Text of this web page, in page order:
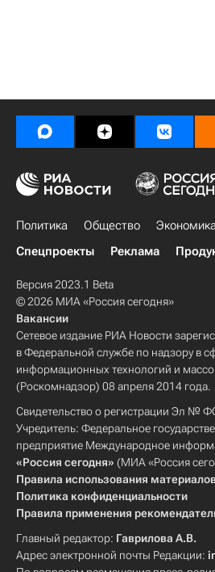
Политика Общество Экономика
Спецпроекты
Реклама
Версия 2023.1 Beta
© 2026 МИА «Россия сегодня»
Вакансии
Сетевое издание РИА Новости
в Федеральной службе по надзору в
информационных технологий и
(Роскомнадзор) 08 апреля 2014 года.
Свидетельство о регистрации Эл №
Учредитель: Федеральное
предприятие Международное
«Россия сегодня» (МИА «Россия
Правила использования
Политика конфиденциальности
Правила применения
Главный редактор: Гаврилова А.В.
Адрес электронной почты Редакции: